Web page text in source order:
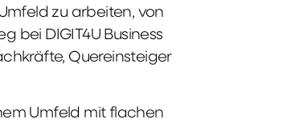
zu arbeiten, von
bei DIGIT4U Business
Quereinsteiger
Umfeld mit flachen